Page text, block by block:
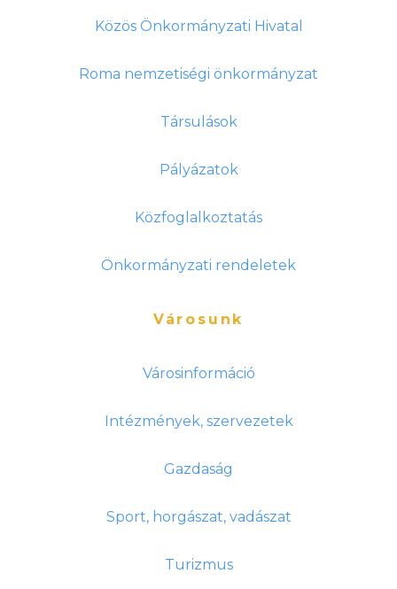
Közös Önkormányzati Hivatal
Roma nemzetiségi önkormányzat
Társulások
Pályázatok
Közfoglalkoztatás
Önkormányzati rendeletek
Városunk
Városinformáció
Intézmények, szervezetek
Gazdaság
Sport, horgászat, vadászat
Turizmus